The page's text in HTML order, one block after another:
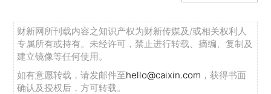
财新网所刊载内容之知识产权为财新传媒及/或相关权利人
专属所有或持有。未经许可，禁止进行转载、摘编、复制及
建立镜像等任何使用。
如有意愿转载，请发邮件至hello@caixin.com ，获得书面
确认及授权后，方可转载。